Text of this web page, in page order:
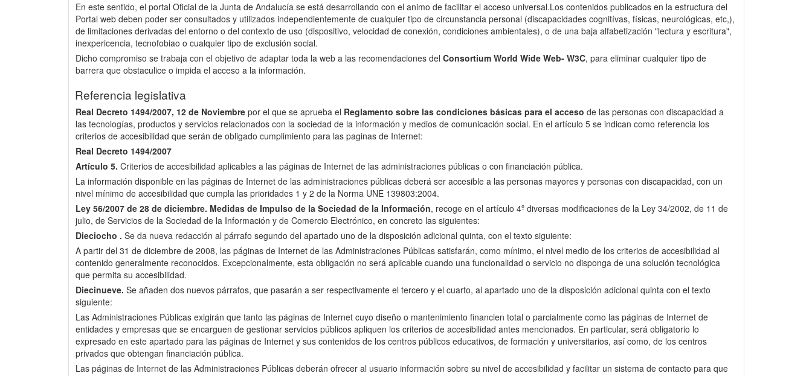
En este sentido, el portal Oficial de la Junta de Andalucía se está desarrollando con el animo de facilitar el acceso universal.Los contenidos publicados en la estructura del
Portal web deben poder ser consultados y utilizados independientemente de cualquier tipo de circunstancia personal (discapacidades cognitívas, físicas, neurológicas, etc,),
de limitaciones derivadas del entorno o del contexto de uso (dispositivo, velocidad de conexión, condiciones ambientales), o de una baja alfabetización "lectura y escritura",
inexpericencia, tecnofobiao o cualquier tipo de exclusión social.
Dicho compromiso se trabaja con el objetivo de adaptar toda la web a las recomendaciones del Consortium World Wide Web- W3C, para eliminar cualquier tipo de
barrera que obstaculice o impida el acceso a la información.
Referencia legislativa
Real Decreto 1494/2007, 12 de Noviembre por el que se aprueba el Reglamento sobre las condiciones básicas para el acceso de las personas con discapacidad a
las tecnologías, productos y servicios relacionados con la sociedad de la información y medios de comunicación social. En el artículo 5 se indican como referencia los
criterios de accesibilidad que serán de obligado cumplimiento para las paginas de Internet:
Real Decreto 1494/2007
Artículo 5. Criterios de accesibilidad aplicables a las páginas de Internet de las administraciones públicas o con financiación pública.
La información disponible en las páginas de Internet de las administraciones públicas deberá ser accesible a las personas mayores y personas con discapacidad, con un
nivel mínimo de accesibilidad que cumpla las prioridades 1 y 2 de la Norma UNE 139803:2004.
Ley 56/2007 de 28 de diciembre. Medidas de Impulso de la Sociedad de la Información, recoge en el artículo 4º diversas modificaciones de la Ley 34/2002, de 11 de
julio, de Servicios de la Sociedad de la Información y de Comercio Electrónico, en concreto las siguientes:
Dieciocho . Se da nueva redacción al párrafo segundo del apartado uno de la disposición adicional quinta, con el texto siguiente:
A partir del 31 de diciembre de 2008, las páginas de Internet de las Administraciones Públicas satisfarán, como mínimo, el nivel medio de los criterios de accesibilidad al
contenido generalmente reconocidos. Excepcionalmente, esta obligación no será aplicable cuando una funcionalidad o servicio no disponga de una solución tecnológica
que permita su accesibilidad.
Diecinueve. Se añaden dos nuevos párrafos, que pasarán a ser respectivamente el tercero y el cuarto, al apartado uno de la disposición adicional quinta con el texto
siguiente:
Las Administraciones Públicas exigirán que tanto las páginas de Internet cuyo diseño o mantenimiento financien total o parcialmente como las páginas de Internet de
entidades y empresas que se encarguen de gestionar servicios públicos apliquen los criterios de accesibilidad antes mencionados. En particular, será obligatorio lo
expresado en este apartado para las páginas de Internet y sus contenidos de los centros públicos educativos, de formación y universitarios, así como, de los centros
privados que obtengan financiación pública.
Las páginas de Internet de las Administraciones Públicas deberán ofrecer al usuario información sobre su nivel de accesibilidad y facilitar un sistema de contacto para que